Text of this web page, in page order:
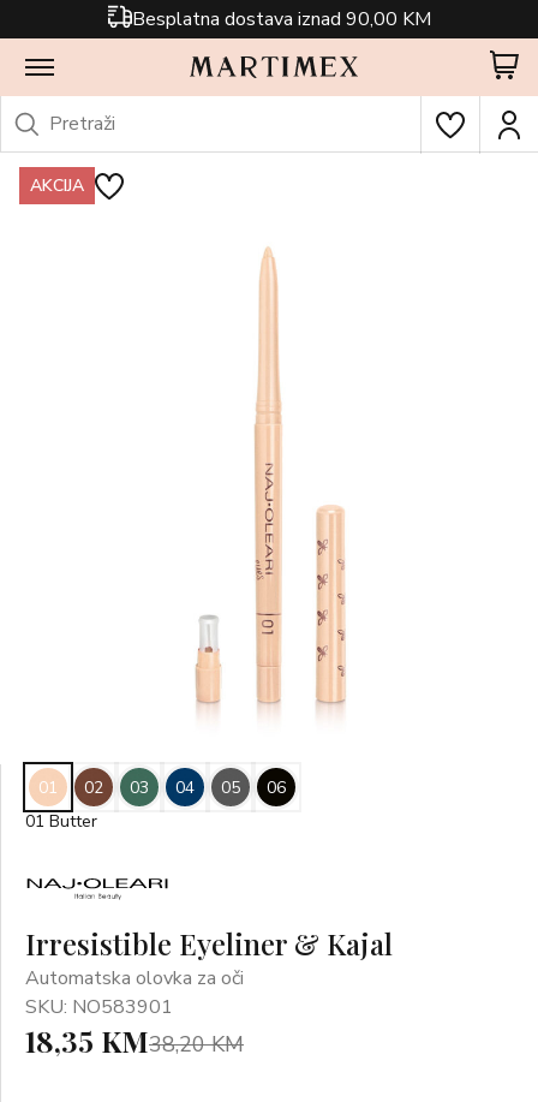
Besplatna dostava iznad 90,00 KM
AKCIJA
Irresistible Eyeliner & Kajal
Automatska olovka za oči
SKU: NO583901
18,35 KM38,20 KM
01 02 03 04 05
06
01 Butter